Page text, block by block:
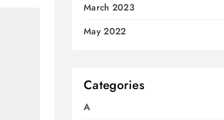
March 2023
May 2022
Categories
A